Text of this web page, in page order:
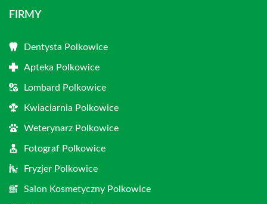
FIRMY
Dentysta Polkowice
Apteka Polkowice
Lombard Polkowice
Kwiaciarnia Polkowice
Weterynarz Polkowice
Fotograf Polkowice
Fryzjer Polkowice
Salon Kosmetyczny Polkowice